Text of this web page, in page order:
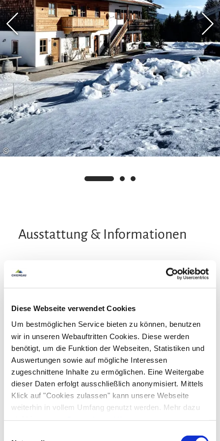
Diese Webseite verwendet Cookies
Um bestmöglichen Service bieten zu können, benutzen
wir in unseren Webauftritten Cookies. Diese werden
benötigt, um die Funktion der Webseiten, Statistiken und
Auswertungen sowie auf mögliche Interessen
zugeschnittene Inhalte zu ermöglichen. Eine Weitergabe
dieser Daten erfolgt ausschließlich anonymisiert. Mittels
Klick auf "Cookies zulassen" kann unsere Webseite
weiterhin in vollem Umfang genutzt werden. Mehr dazu
steht in unserer Datenschutzerklärung.
zahlreiche kostenlose Leistungen in und um
Ruhpolding erleben können, wie Bergbahnen,
Museen, Erlebnisbäder, Skilifte, Führungen,
Radverleih, Tennis, geführte Wanderungen,
freies Fahren mit den lokalen und regionalen
Bussen und der Bayerischen Regionalbahn
zwischen Ruhpolding und Traunstein u.v.m. Die
detaillierten Inhalte und die
Nutzungsbedingungen senden wir Ihnen auf
Wunsch gerne zu.
©
Ausstattung & Informationen
An- und Abreise
Services
Nahverkehr in der Nähe
Allergikerfreundliche Zimmer verfügbar
Behindertengerechte Parkplätze
Fahrradparkplätze
Waschsalon/Wäscheservice
Parkplatz am Haus
Unterstellmöglichkeit für ein Pferd
Aktivitäten
Abendunterhaltung
Bogenschießen
Fahrradtouren
Golfplatz (Entfernung max. 3 km)
Langlaufen
Live-Musik/Performance
Minigolf
Ponyreiten
Radfahren Reiten
Skifahren
Touren zu Fuß
Zahlungsoptionen vor Ort
EC-Karte Euro/Mastercard